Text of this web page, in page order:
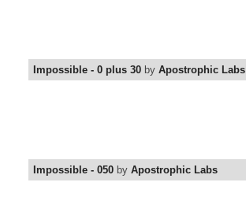
Impossible - 0 plus 30 by Apostrophic Labs
Impossible - 050 by Apostrophic Labs